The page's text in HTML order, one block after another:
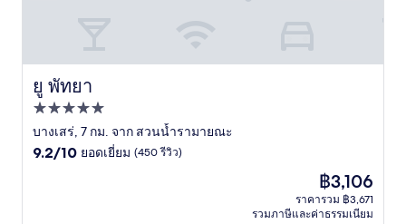
ยู พัทยา
ยู พัทยา
ที่พัก
5.0
ดาว
บางเสร่, 7 กม. จาก สวนน้ำรามายณะ
9.2
9.2/10 ยอดเยี่ยม (450 รีวิว)
ราคา
ปัจจุบัน
คือ
฿3,106
ราคารวม ฿3,671
รวมภาษีและค่าธรรมเนียม